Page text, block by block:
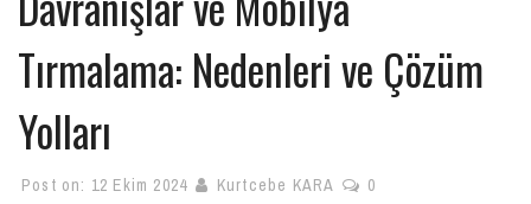
Tırmalama: Nedenleri ve Çözüm
Yolları
Post on: 12 Ekim 2024 Kurtcebe KARA 0